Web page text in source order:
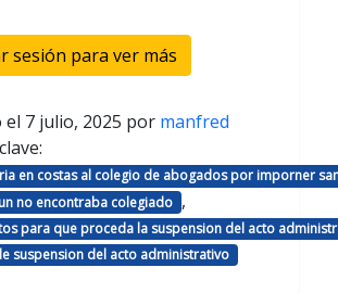
sesión para ver más
el 7 julio, 2025 por manfred
en costas al colegio de abogados por imporner
no encontraba colegiado ,
para que proceda la suspension del acto
suspension del acto administrativo